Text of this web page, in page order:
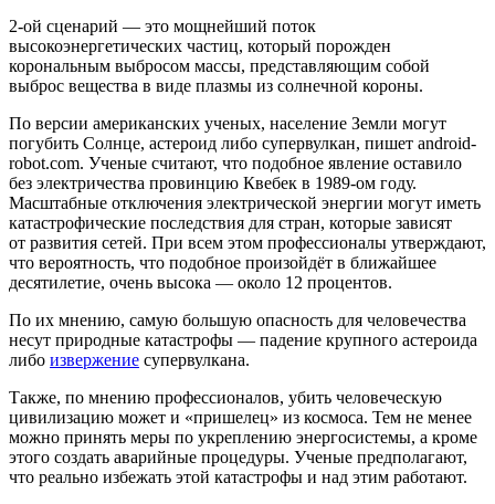
2-ой сценарий — это мощнейший поток
высокоэнергетических частиц, который порожден
корональным выбросом массы, представляющим собой
выброс вещества в виде плазмы из солнечной короны.
По версии американских ученых, население Земли могут
погубить Солнце, астероид либо супервулкан, пишет android-
robot.com. Ученые считают, что подобное явление оставило
без электричества провинцию Квебек в 1989-ом году.
Масштабные отключения электрической энергии могут иметь
катастрофические последствия для стран, которые зависят
от развития сетей. При всем этом профессионалы утверждают,
что вероятность, что подобное произойдёт в ближайшее
десятилетие, очень высока — около 12 процентов.
По их мнению, самую большую опасность для человечества
несут природные катастрофы — падение крупного астероида
либо извержение супервулкана.
Также, по мнению профессионалов, убить человеческую
цивилизацию может и «пришелец» из космоса. Тем не менее
можно принять меры по укреплению энергосистемы, а кроме
этого создать аварийные процедуры. Ученые предполагают,
что реально избежать этой катастрофы и над этим работают.